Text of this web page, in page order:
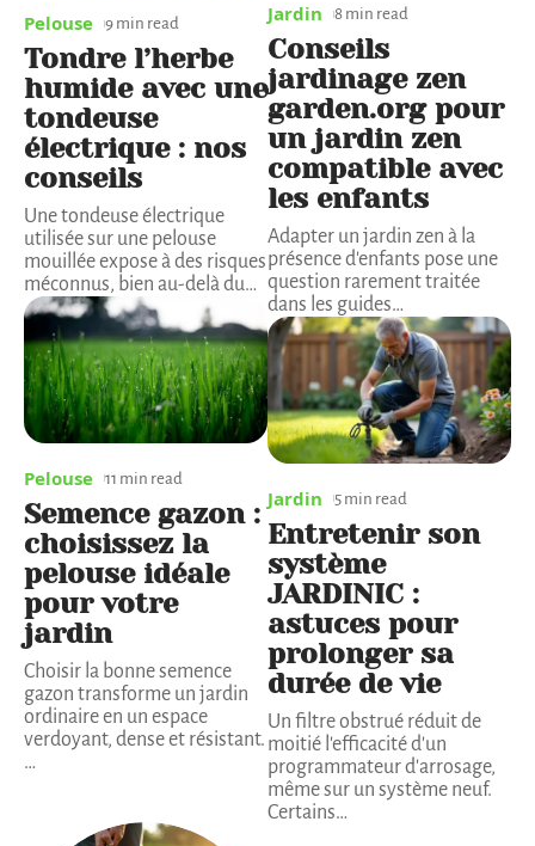
Pelouse 9 min read
Tondre l’herbe
humide avec une
tondeuse
électrique : nos
conseils
Une tondeuse électrique
utilisée sur une pelouse
mouillée expose à des risques
méconnus, bien au-delà du…
Pelouse 11 min read
Semence gazon :
choisissez la
pelouse idéale
pour votre
jardin
Choisir la bonne semence
gazon transforme un jardin
ordinaire en un espace
verdoyant, dense et résistant.
…
Jardin 8 min read
Conseils
jardinage zen
garden.org pour
un jardin zen
compatible avec
les enfants
Adapter un jardin zen à la
présence d'enfants pose une
question rarement traitée
dans les guides…
Jardin 5 min read
Entretenir son
système
JARDINIC :
astuces pour
prolonger sa
durée de vie
Un filtre obstrué réduit de
moitié l'efficacité d'un
programmateur d'arrosage,
même sur un système neuf.
Certains…